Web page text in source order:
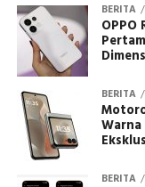
BERITA
OPPO
BERITA
Warna
BERITA